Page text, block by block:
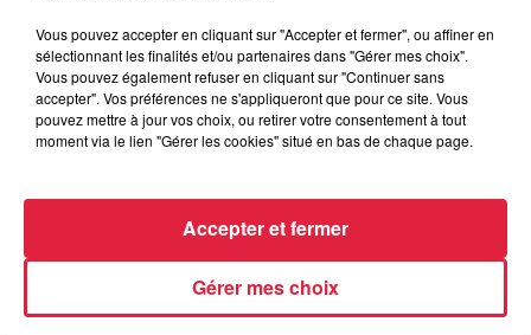
RADIO INFOS
Vous pouvez accepter en cliquant sur "Accepter et fermer", ou affiner en
sélectionnant les finalités et/ou partenaires dans "Gérer mes choix".
Vous pouvez également refuser en cliquant sur "Continuer sans
accepter". Vos préférences ne s'appliqueront que pour ce site. Vous
pouvez mettre à jour vos choix, ou retirer votre consentement à tout
moment via le lien "Gérer les cookies" situé en bas de chaque page.
Gérer mes choix
Accepter et fermer